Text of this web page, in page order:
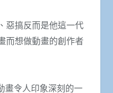
惡搞反而是他這一代
而想做動畫的創作者
畫令人印象深刻的一